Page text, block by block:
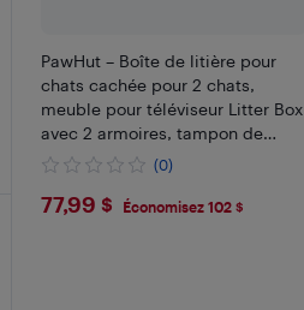
PawHut – Boîte de litière pour
chats cachée pour 2 chats,
meuble pour téléviseur Litter Box
avec 2 armoires, tampon de
drainage pour sable, portes
brun rustique
(0)
$77.99
77,99 $ Économisez 102 $